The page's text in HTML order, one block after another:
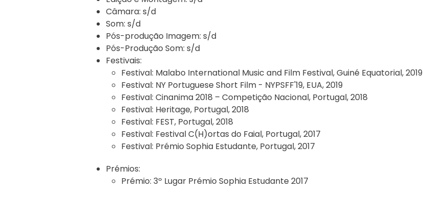
Câmara: s/d
Som: s/d
Pós-produção Imagem: s/d
Pós-Produção Som: s/d
Festivais:
Festival: Malabo International Music and Film Festival, Guiné Equatorial, 2019
Festival: NY Portuguese Short Film - NYPSFF'19, EUA, 2019
Festival: Cinanima 2018 – Competição Nacional, Portugal, 2018
Festival: Heritage, Portugal, 2018
Festival: FEST, Portugal, 2018
Festival: Festival C(H)ortas do Faial, Portugal, 2017
Festival: Prémio Sophia Estudante, Portugal, 2017
Prémios:
Prémio: 3º Lugar Prémio Sophia Estudante 2017